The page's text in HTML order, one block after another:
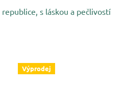
s láskou a pečlivostí
Výprodej